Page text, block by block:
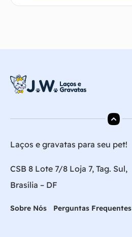
Laços e gravatas para seu pet!
CSB 8 Lote 7/8 Loja 7, Tag. Sul,
Brasília – DF
Sobre Nós Perguntas Frequentes